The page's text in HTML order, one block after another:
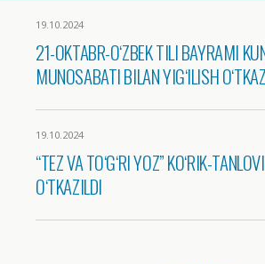
19.10.2024
21-OKTABR-O‘ZBEK TILI BAYRAMI
MUNOSABATI BILAN YIG‘ILISH
19.10.2024
“TEZ VA TO‘G‘RI YOZ” KO‘RIK-TANLOVI
O‘TKAZILDI